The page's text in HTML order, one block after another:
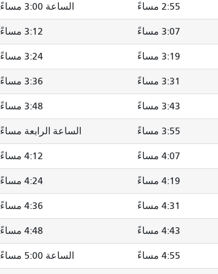
2:55 مساءً الساعة 3:00 مساءً
3:07 مساءً 3:12 مساءً
3:19 مساءً 3:24 مساءً
3:31 مساءً 3:36 مساءً
3:43 مساءً 3:48 مساءً
3:55 مساءً الساعة الرابعة مساءً
4:07 مساءً 4:12 مساءً
4:19 مساءً 4:24 مساءً
4:31 مساءً 4:36 مساءً
4:43 مساءً 4:48 مساءً
4:55 مساءً الساعة 5:00 مساءً